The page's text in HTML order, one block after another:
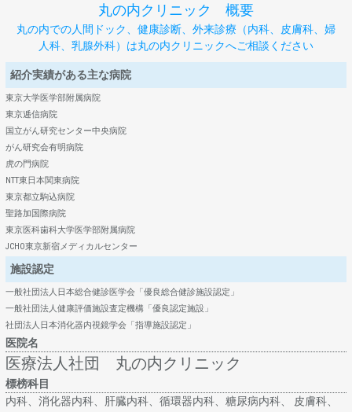
丸の内クリニック 概要
丸の内での人間ドック、健康診断、外来診療（内科、皮膚科、婦
人科、乳腺外科）は丸の内クリニックへご相談ください
紹介実績がある主な病院
東京大学医学部附属病院
東京逓信病院
国立がん研究センター中央病院
がん研究会有明病院
虎の門病院
NTT東日本関東病院
東京都立駒込病院
聖路加国際病院
東京医科歯科大学医学部附属病院
JCHO東京新宿メディカルセンター
施設認定
一般社団法人日本総合健診医学会「優良総合健診施設認定」
一般社団法人健康評価施設査定機構「優良認定施設」
社団法人日本消化器内視鏡学会「指導施設認定」
医院名
医療法人社団 丸の内クリニック
標榜科目
内科、消化器内科、肝臓内科、循環器内科、糖尿病内科、 皮膚科、